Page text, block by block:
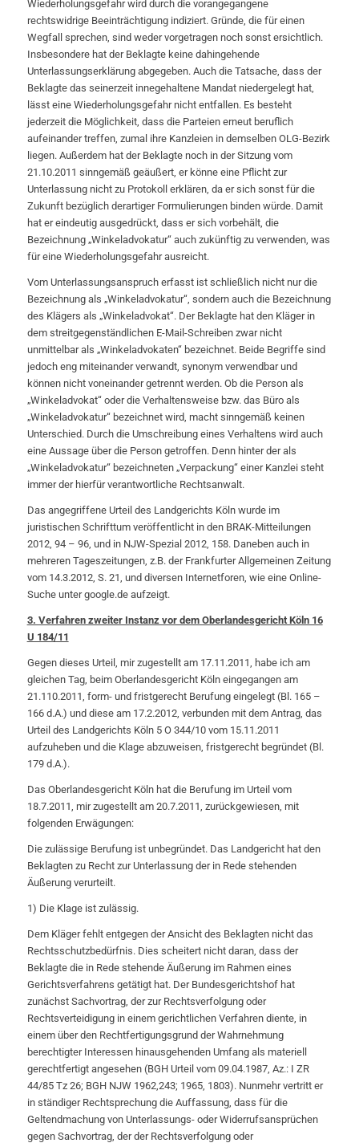
Wiederholungsgefahr wird durch die vorangegangene
rechtswidrige Beeinträchtigung indiziert. Gründe, die für einen
Wegfall sprechen, sind weder vorgetragen noch sonst ersichtlich.
Insbesondere hat der Beklagte keine dahingehende
Unterlassungserklärung abgegeben. Auch die Tatsache, dass der
Beklagte das seinerzeit innegehaltene Mandat niedergelegt hat,
lässt eine Wiederholungsgefahr nicht entfallen. Es besteht
jederzeit die Möglichkeit, dass die Parteien erneut beruflich
aufeinander treffen, zumal ihre Kanzleien in demselben OLG-Bezirk
liegen. Außerdem hat der Beklagte noch in der Sitzung vom
21.10.2011 sinngemäß geäußert, er könne eine Pflicht zur
Unterlassung nicht zu Protokoll erklären, da er sich sonst für die
Zukunft bezüglich derartiger Formulierungen binden würde. Damit
hat er eindeutig ausgedrückt, dass er sich vorbehält, die
Bezeichnung „Winkeladvokatur“ auch zukünftig zu verwenden, was
für eine Wiederholungsgefahr ausreicht.
Vom Unterlassungsanspruch erfasst ist schließlich nicht nur die
Bezeichnung als „Winkeladvokatur“, sondern auch die Bezeichnung
des Klägers als „Winkeladvokat“. Der Beklagte hat den Kläger in
dem streitgegenständlichen E-Mail-Schreiben zwar nicht
unmittelbar als „Winkeladvokaten“ bezeichnet. Beide Begriffe sind
jedoch eng miteinander verwandt, synonym verwendbar und
können nicht voneinander getrennt werden. Ob die Person als
„Winkeladvokat“ oder die Verhaltensweise bzw. das Büro als
„Winkeladvokatur“ bezeichnet wird, macht sinngemäß keinen
Unterschied. Durch die Umschreibung eines Verhaltens wird auch
eine Aussage über die Person getroffen. Denn hinter der als
„Winkeladvokatur“ bezeichneten „Verpackung“ einer Kanzlei steht
immer der hierfür verantwortliche Rechtsanwalt.
Das angegriffene Urteil des Landgerichts Köln wurde im
juristischen Schrifttum veröffentlicht in den BRAK-Mitteilungen
2012, 94 – 96, und in NJW-Spezial 2012, 158. Daneben auch in
mehreren Tageszeitungen, z.B. der Frankfurter Allgemeinen Zeitung
vom 14.3.2012, S. 21, und diversen Internetforen, wie eine Online-
Suche unter google.de aufzeigt.
3. Verfahren zweiter Instanz vor dem Oberlandesgericht Köln 16
U 184/11
Gegen dieses Urteil, mir zugestellt am 17.11.2011, habe ich am
gleichen Tag, beim Oberlandesgericht Köln eingegangen am
21.110.2011, form- und fristgerecht Berufung eingelegt (Bl. 165 –
166 d.A.) und diese am 17.2.2012, verbunden mit dem Antrag, das
Urteil des Landgerichts Köln 5 O 344/10 vom 15.11.2011
aufzuheben und die Klage abzuweisen, fristgerecht begründet (Bl.
179 d.A.).
Das Oberlandesgericht Köln hat die Berufung im Urteil vom
18.7.2011, mir zugestellt am 20.7.2011, zurückgewiesen, mit
folgenden Erwägungen:
Die zulässige Berufung ist unbegründet. Das Landgericht hat den
Beklagten zu Recht zur Unterlassung der in Rede stehenden
Äußerung verurteilt.
1) Die Klage ist zulässig.
Dem Kläger fehlt entgegen der Ansicht des Beklagten nicht das
Rechtsschutzbedürfnis. Dies scheitert nicht daran, dass der
Beklagte die in Rede stehende Äußerung im Rahmen eines
Gerichtsverfahrens getätigt hat. Der Bundesgerichtshof hat
zunächst Sachvortrag, der zur Rechtsverfolgung oder
Rechtsverteidigung in einem gerichtlichen Verfahren diente, in
einem über den Rechtfertigungsgrund der Wahrnehmung
berechtigter Interessen hinausgehenden Umfang als materiell
gerechtfertigt angesehen (BGH Urteil vom 09.04.1987, Az.: I ZR
44/85 Tz 26; BGH NJW 1962,243; 1965, 1803). Nunmehr vertritt er
in ständiger Rechtsprechung die Auffassung, dass für die
Geltendmachung von Unterlassungs- oder Widerrufsansprüchen
gegen Sachvortrag, der der Rechtsverfolgung oder